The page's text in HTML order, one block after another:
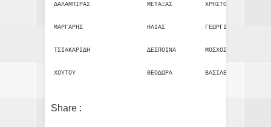
ΔΑΛΑΜΠΙΡΑΣ ΜΕΤΑΞΑΣ ΧΡΗΣΤΟΣ
ΜΑΡΓΑΡΗΣ ΗΛΙΑΣ ΓΕΩΡΓΙΟΣ
ΤΣΙΑΚΑΡΙΔΗ ΔΕΣΠΟΙΝΑ ΜΟΣΧΟΣ
ΧΟΥΤΟΥ ΘΕΟΔΩΡΑ ΒΑΣΙΛΕΙΟΣ
Share :